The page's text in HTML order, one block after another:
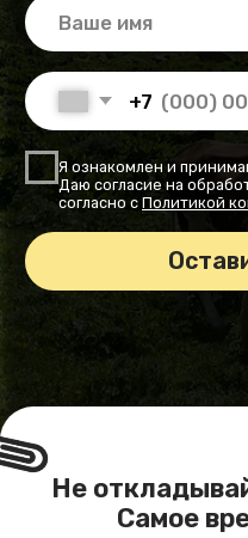
Не откладывай
Самое время —
Оставить